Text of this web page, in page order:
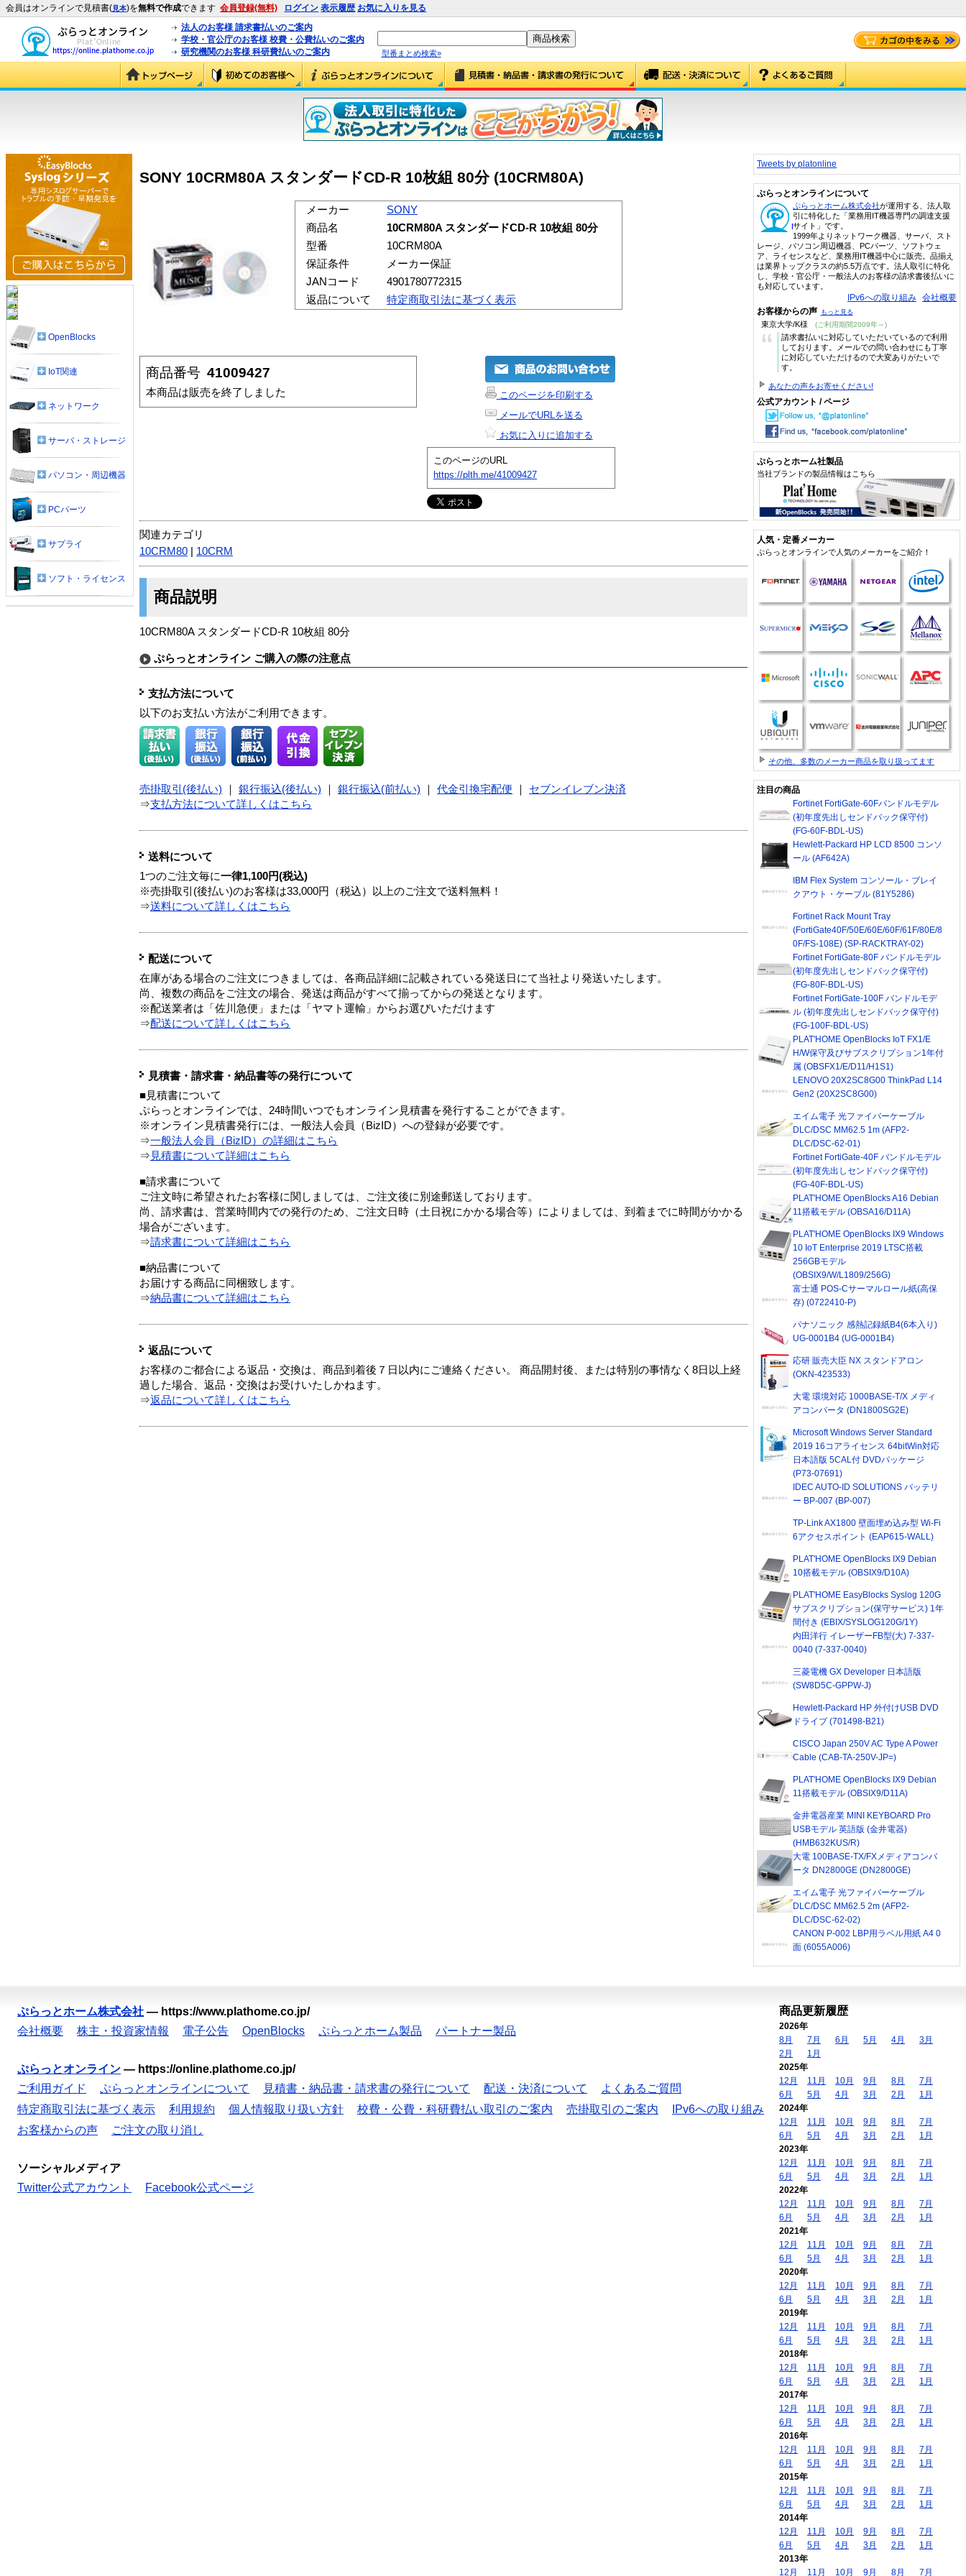
会員はオンラインで見積書(見本)を無料で作成できます 会員登録(無料) ログイン 表示履歴 お気に入りを見る
法人のお客様 請求書払いのご案内
学校・官公庁のお客様 校費・公費払いのご案内
研究機関のお客様 科研費払いのご案内
型番まとめ検索»
SONY 10CRM80A スタンダードCD-R 10枚組 80分 (10CRM80A)
メーカー
SONY
商品名
10CRM80A スタンダードCD-R 10枚組 80分
型番
10CRM80A
保証条件
メーカー保証
JANコード
4901780772315
返品について
特定商取引法に基づく表示
商品番号 41009427
本商品は販売を終了しました
このページを印刷する
メールでURLを送る
お気に入りに追加する
このページのURL
https://plth.me/41009427
関連カテゴリ
10CRM80
10CRM
商品説明
10CRM80A スタンダードCD-R 10枚組 80分
ぷらっとオンライン ご購入の際の注意点
支払方法について
以下のお支払い方法がご利用できます。
売掛取引(後払い) 銀行振込(後払い) 銀行振込(前払い) 代金引換宅配便
セブンイレブン決済
⇒支払方法について詳しくはこちら
送料について
1つのご注文毎に一律1,100円(税込)
※売掛取引(後払い)のお客様は33,000円（税込）以上のご注文で送料無料！
⇒送料について詳しくはこちら
配送について
在庫がある場合のご注文につきましては、各商品詳細に記載されている発送日にて当社より発送いたします。
尚、複数の商品をご注文の場合、発送は商品がすべて揃ってからの発送となります。
※配送業者は「佐川急便」または「ヤマト運輸」からお選びいただけます
⇒配送について詳しくはこちら
見積書・請求書・納品書等の発行について
■見積書について
ぷらっとオンラインでは、24時間いつでもオンライン見積書を発行することができます。
※オンライン見積書発行には、一般法人会員（BizID）への登録が必要です。
⇒一般法人会員（BizID）の詳細はこちら
⇒ 見積書について詳細はこちら
■請求書について
ご注文時に希望されたお客様に関しましては、ご注文後に別途郵送しております。
尚、請求書は、営業時間内での発行のため、ご注文日時（土日祝にかかる場合等）によりましては、到着までに時間がかかる
場合がございます。
⇒請求書について詳細はこちら
■納品書について
お届けする商品に同梱致します。
⇒納品書について詳細はこちら
返品について
お客様のご都合による返品・交換は、商品到着後７日以内にご連絡ください。 商品開封後、または特別の事情なく8日以上経
過した場合、返品・交換はお受けいたしかねます。
⇒返品について詳しくはこちら
OpenBlocks
IoT関連
ネットワーク
サーバ・ストレージ
パソコン・周辺機器
PCパーツ
サプライ
ソフト・ライセンス
Tweets by platonline
ぷらっとオンラインについて
ぷらっとホーム株式会社が運用する、法人取
引に特化した「業務用IT機器専門の調達支援
サイト」です。
1999年よりネットワーク機器、サーバ、スト
レージ、パソコン周辺機器、PCパーツ、ソフトウェ
ア、ライセンスなど、業務用IT機器中心に販売。品揃え
は業界トップクラスの約5.5万点です。法人取引に特化
し、学校・官公庁・一般法人のお客様の請求書後払いに
も対応しています。
IPv6への取り組み 会社概要
お客様からの声 もっと見る
東京大学/K様 (ご利用期間2009年～)
“
請求書払いに対応していただいているので利用
しております。メールでの問い合わせにも丁寧
に対応していただけるので大変ありがたいで
す。
あなたの声をお寄せください!
公式アカウント / ページ
ぷらっとホーム社製品
当社ブランドの製品情報はこちら
人気・定番メーカー
ぷらっとオンラインで人気のメーカーをご紹介！
その他、多数のメーカー商品を取り扱ってます
注目の商品
Fortinet FortiGate-60Fバンドルモデル
(初年度先出しセンドバック保守付)
(FG-60F-BDL-US)
Hewlett-Packard HP LCD 8500 コンソ
ール (AF642A)
IBM Flex System コンソール・ブレイ
クアウト・ケーブル (81Y5286)
Fortinet Rack Mount Tray
(FortiGate40F/50E/60E/60F/61F/80E/8
0F/FS-108E) (SP-RACKTRAY-02)
Fortinet FortiGate-80F バンドルモデル
(初年度先出しセンドバック保守付)
(FG-80F-BDL-US)
Fortinet FortiGate-100F バンドルモデ
ル (初年度先出しセンドバック保守付)
(FG-100F-BDL-US)
PLAT'HOME OpenBlocks IoT FX1/E
H/W保守及びサブスクリプション1年付
属 (OBSFX1/E/D11/H1S1)
LENOVO 20X2SC8G00 ThinkPad L14
Gen2 (20X2SC8G00)
エイム電子 光ファイバーケーブル
DLC/DSC MM62.5 1m (AFP2-
DLC/DSC-62-01)
Fortinet FortiGate-40F バンドルモデル
(初年度先出しセンドバック保守付)
(FG-40F-BDL-US)
PLAT'HOME OpenBlocks A16 Debian
11搭載モデル (OBSA16/D11A)
PLAT'HOME OpenBlocks IX9 Windows
10 IoT Enterprise 2019 LTSC搭載
256GBモデル
(OBSIX9/W/L1809/256G)
富士通 POS-Cサーマルロール紙(高保
存) (0722410-P)
パナソニック 感熱記録紙B4(6本入り)
UG-0001B4 (UG-0001B4)
応研 販売大臣 NX スタンドアロン
(OKN-423533)
大電 環境対応 1000BASE-T/X メディ
アコンバータ (DN1800SG2E)
Microsoft Windows Server Standard
2019 16コアライセンス 64bitWin対応
日本語版 5CAL付 DVDパッケージ
(P73-07691)
IDEC AUTO-ID SOLUTIONS バッテリ
ー BP-007 (BP-007)
TP-Link AX1800 壁面埋め込み型 Wi-Fi
6アクセスポイント (EAP615-WALL)
PLAT'HOME OpenBlocks IX9 Debian
10搭載モデル (OBSIX9/D10A)
PLAT'HOME EasyBlocks Syslog 120G
サブスクリプション(保守サービス) 1年
間付き (EBIX/SYSLOG120G/1Y)
内田洋行 イレーザーFB型(大) 7-337-
0040 (7-337-0040)
三菱電機 GX Developer 日本語版
(SW8D5C-GPPW-J)
Hewlett-Packard HP 外付けUSB DVD
ドライブ (701498-B21)
CISCO Japan 250V AC Type A Power
Cable (CAB-TA-250V-JP=)
PLAT'HOME OpenBlocks IX9 Debian
11搭載モデル (OBSIX9/D11A)
金井電器産業 MINI KEYBOARD Pro
USBモデル 英語版 (金井電器)
(HMB632KUS/R)
大電 100BASE-TX/FXメディアコンバ
ータ DN2800GE (DN2800GE)
エイム電子 光ファイバーケーブル
DLC/DSC MM62.5 2m (AFP2-
DLC/DSC-62-02)
CANON P-002 LBP用ラベル用紙 A4 0
面 (6055A006)
ぷらっとホーム株式会社 — https://www.plathome.co.jp/
会社概要
株主・投資家情報 電子公告 OpenBlocks ぷらっとホーム製品 パートナー製品
ぷらっとオンライン — https://online.plathome.co.jp/
ご利用ガイド
ぷらっとオンラインについて 見積書・納品書・請求書の発行について 配送・決済について
よくあるご質問
特定商取引法に基づく表示
利用規約 個人情報取り扱い方針 校費・公費・科研費払い取引のご案内 売掛取引のご案内
IPv6への取り組み
お客様からの声
ご注文の取り消し
ソーシャルメディア
Twitter公式アカウント
Facebook公式ページ
商品更新履歴
2026年
8月
7月 6月 5月 4月
3月
2月
1月
2025年
12月
11月 10月 9月 8月
7月
6月
5月 4月 3月 2月
1月
2024年
12月
11月 10月 9月 8月
7月
6月
5月 4月 3月 2月
1月
2023年
12月
11月 10月 9月 8月
7月
6月
5月 4月 3月 2月
1月
2022年
12月
11月 10月 9月 8月
7月
6月
5月 4月 3月 2月
1月
2021年
12月
11月 10月 9月 8月
7月
6月
5月 4月 3月 2月
1月
2020年
12月
11月 10月 9月 8月
7月
6月
5月 4月 3月 2月
1月
2019年
12月
11月 10月 9月 8月
7月
6月
5月 4月 3月 2月
1月
2018年
12月
11月 10月 9月 8月
7月
6月
5月 4月 3月 2月
1月
2017年
12月
11月 10月 9月 8月
7月
6月
5月 4月 3月 2月
1月
2016年
12月
11月 10月 9月 8月
7月
6月
5月 4月 3月 2月
1月
2015年
12月
11月 10月 9月 8月
7月
6月
5月 4月 3月 2月
1月
2014年
12月
11月 10月 9月 8月
7月
6月
5月 4月 3月 2月
1月
2013年
12月
11月 10月 9月 8月 7月